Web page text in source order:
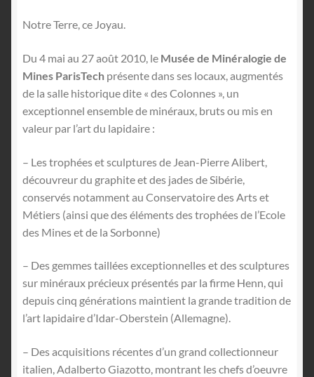
Notre Terre, ce Joyau.
Du 4 mai au 27 août 2010, le Musée de Minéralogie de
Mines ParisTech présente dans ses locaux, augmentés
de la salle historique dite « des Colonnes », un
exceptionnel ensemble de minéraux, bruts ou mis en
valeur par l’art du lapidaire :
– Les trophées et sculptures de Jean-Pierre Alibert,
découvreur du graphite et des jades de Sibérie,
conservés notamment au Conservatoire des Arts et
Métiers (ainsi que des éléments des trophées de l’Ecole
des Mines et de la Sorbonne)
– Des gemmes taillées exceptionnelles et des sculptures
sur minéraux précieux présentés par la firme Henn, qui
depuis cinq générations maintient la grande tradition de
l’art lapidaire d’Idar-Oberstein (Allemagne).
– Des acquisitions récentes d’un grand collectionneur
italien, Adalberto Giazotto, montrant les chefs d’oeuvre